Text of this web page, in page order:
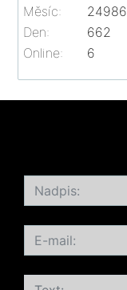
Online: 6
Měsíc:
24986
Den:
662